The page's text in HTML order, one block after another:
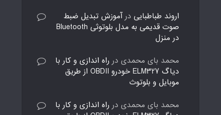
اروند طباطبایی درآموزش تبدیل ضبط
صوت قدیمی به مدل بلوتوثی Bluetooth
در منزل
محمد بای محمدی در راه اندازی و کار با
دیاگ ELM327 خودرو OBDII از طریق
موبایل و بلوتوث
محمد بای محمدی در راه اندازی و کار با